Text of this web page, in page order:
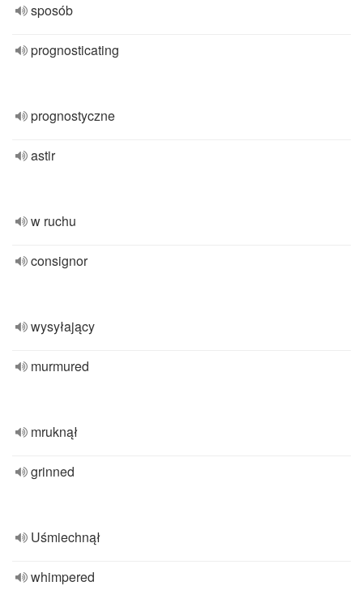
sposób
prognosticating
prognostyczne
astir
w ruchu
consignor
wysyłający
murmured
mruknął
grinned
Uśmiechnął
whimpered